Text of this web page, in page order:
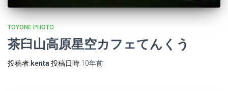
TOYONE PHOTO
茶臼山高原星空カフェてんくう
投稿者: kenta 投稿日時:10年前